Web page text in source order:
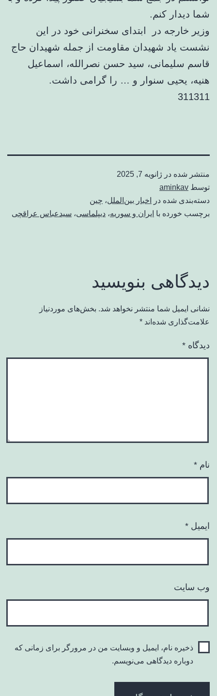
شما دیدار کنم.
وزیر خارجه در ابتدای سخنرانی خود در این
نشست یاد شهیدان مقاومت از جمله شهیدان حاج
قاسم سلیمانی، سید حسن نصرالله، اسماعیل
هنیه، یحیی سنوار و … را گرامی داشت.
311311
منتشر شده در ژانویه 7, 2025
توسط aminkav
دسته‌بندی شده در
اخبار بین‌الملل، چین
برچسب خورده با ایران و سوریه، دیپلماسی، سیدعباس عراقچی
دیدگاهی بنویسید
نشانی ایمیل شما منتشر نخواهد شد. بخش‌های موردنیاز
علامت‌گذاری شده‌اند *
دیدگاه *
نام *
ایمیل *
وب‌ سایت
ذخیره نام، ایمیل و وبسایت من در مرورگر برای زمانی که
دوباره دیدگاهی می‌نویسم.